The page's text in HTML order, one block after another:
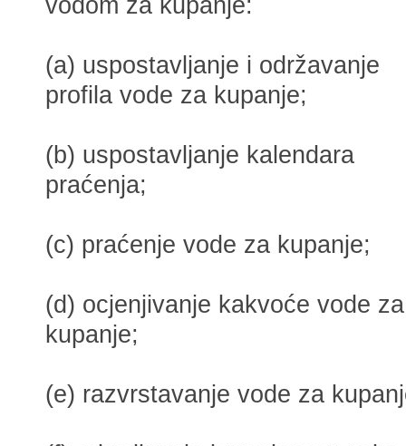
vodom za kupanje:
(a) uspostavljanje i održavanje
profila vode za kupanje;
(b) uspostavljanje kalendara
praćenja;
(c) praćenje vode za kupanje;
(d) ocjenjivanje kakvoće vode za
kupanje;
(e) razvrstavanje vode za